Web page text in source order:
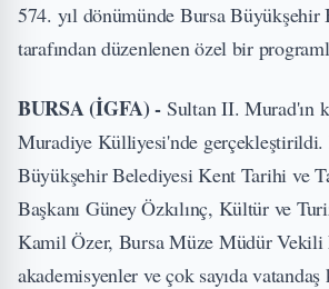
574. yıl dönümünde Bursa Büyükşehir
tarafından düzenlenen özel bir
BURSA (İGFA) - Sultan II. Murad'ın
Muradiye Külliyesi'nde gerçekleştirildi.
Büyükşehir Belediyesi Kent Tarihi ve
Başkanı Güney Özkılınç, Kültür ve
Kamil Özer, Bursa Müze Müdür Vekili
akademisyenler ve çok sayıda vatandaş